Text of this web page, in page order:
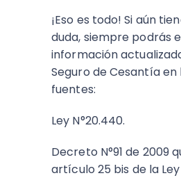
¡Eso es todo! Si aún
duda, siempre podrás
información
Seguro de Cesantía en
fuentes:
Ley N°20.440.
Decreto N°91 de 2009
artículo 25 bis de la Ley